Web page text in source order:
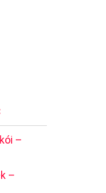
–
–